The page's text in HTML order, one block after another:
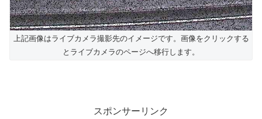
上記画像はライブカメラ撮影先のイメージです。画像をクリックする
とライブカメラのページへ移行します。
スポンサーリンク